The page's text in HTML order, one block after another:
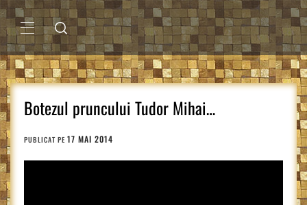
Sari
la
conținutMENIU
PRINCIPAL
Botezul pruncului Tudor Mihai…
PUBLICAT PE 17 MAI 2014